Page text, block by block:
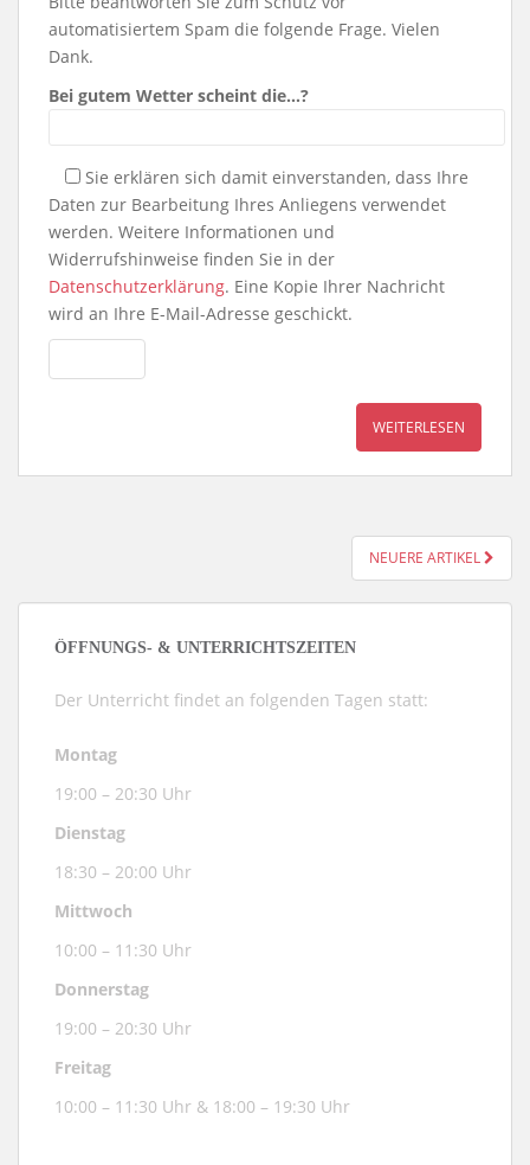
automatisiertem Spam die folgende Frage. Vielen
Dank.
Bei gutem Wetter scheint die…?
Sie erklären sich damit einverstanden, dass Ihre
Daten zur Bearbeitung Ihres Anliegens verwendet
werden. Weitere Informationen und
Widerrufshinweise finden Sie in der
Datenschutzerklärung. Eine Kopie Ihrer Nachricht
wird an Ihre E-Mail-Adresse geschickt.
WEITERLESEN
NEUERE ARTIKEL
ÖFFNUNGS- & UNTERRICHTSZEITEN
Der Unterricht findet an folgenden Tagen statt:
Montag
19:00 – 20:30 Uhr
Dienstag
18:30 – 20:00 Uhr
Mittwoch
10:00 – 11:30 Uhr
Donnerstag
19:00 – 20:30 Uhr
Freitag
10:00 – 11:30 Uhr & 18:00 – 19:30 Uhr